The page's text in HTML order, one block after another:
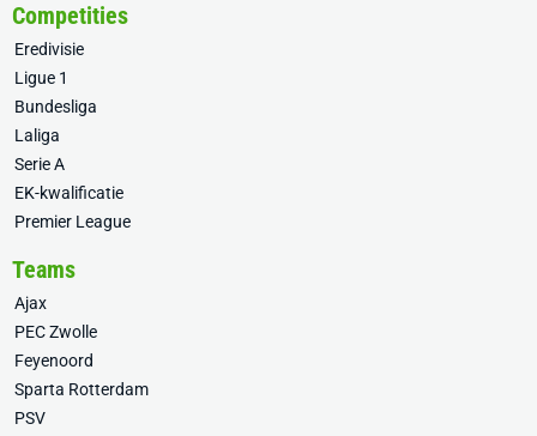
Competities
Eredivisie
Ligue 1
Bundesliga
Laliga
Serie A
EK-kwalificatie
Premier League
Teams
Ajax
PEC Zwolle
Feyenoord
Sparta Rotterdam
PSV